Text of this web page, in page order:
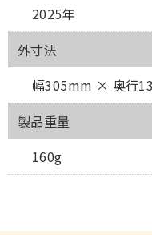
2025年
外寸法
幅305mm × 奥行
製品重量
160g